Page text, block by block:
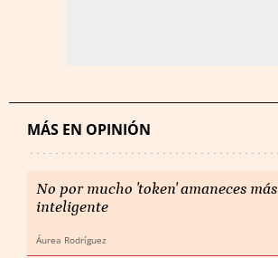
MÁS EN OPINIÓN
No por mucho 'token' amaneces más
inteligente
Áurea Rodríguez